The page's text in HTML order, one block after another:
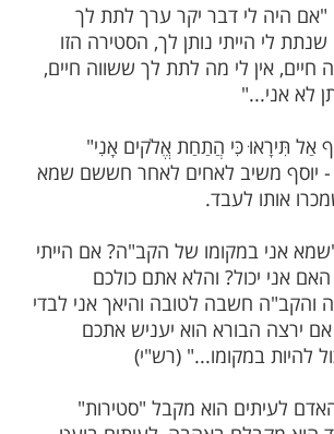
וביניהם המפקדים שאמרו
לגמריי".
המדינה השכנה.
והגרנל, נפל הגנרל
"אנא, מחול לי על מה